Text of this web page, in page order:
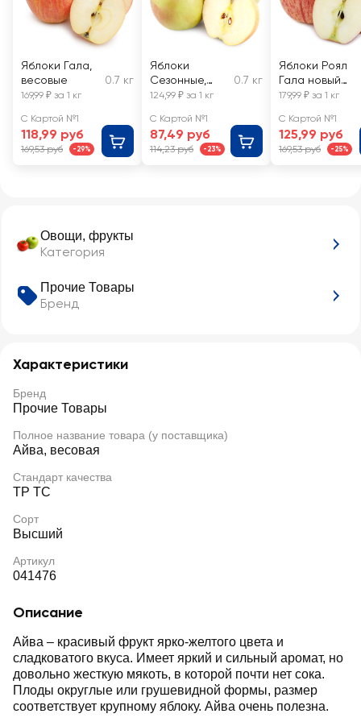
Овощи, фрукты
Категория
Прочие Товары
Бренд
Характеристики
Бренд
Прочие Товары
Полное название товара (у поставщика)
Айва, весовая
Стандарт качества
ТР ТС
Сорт
Высший
Артикул
041476
Описание
Айва – красивый фрукт ярко-желтого цвета и
сладковатого вкуса. Имеет яркий и сильный аромат, но
довольно жесткую мякоть, в которой почти нет сока.
Плоды округлые или грушевидной формы, размер
соответствует крупному яблоку. Айва очень полезна.
Яблоки Гала,
весовые
0.7 кг
169,99 ₽ за 1 кг
С Картой №1
118,99 руб
169,53 руб -29%
Яблоки
Сезонные,
весовые
0.7 кг
124,99 ₽ за 1 кг
С Картой №1
87,49 руб
114,23 руб -23%
Яблоки Роял
Гала новый
урожай,
179,99 ₽ за 1 кг
С Картой №1
125,99 руб
169,53 руб -25%